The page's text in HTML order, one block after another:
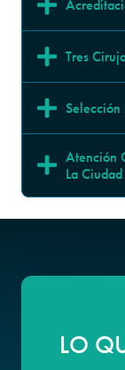
Tres
Selección
Atención
La Ciudad
LO